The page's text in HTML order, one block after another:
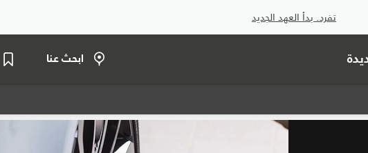
تفرد. بدأ العهد الجديد
ابحث عنا